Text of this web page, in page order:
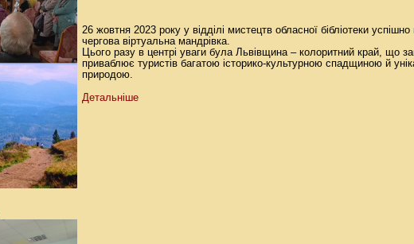
26 жовтня 2023 року у відділі мистецтв обласної бібліотеки успішно
чергова віртуальна мандрівка.
Цього разу в центрі уваги була Львівщина – колоритний край, що
приваблює туристів багатою історико-культурною спадщиною й
природою.
Детальніше